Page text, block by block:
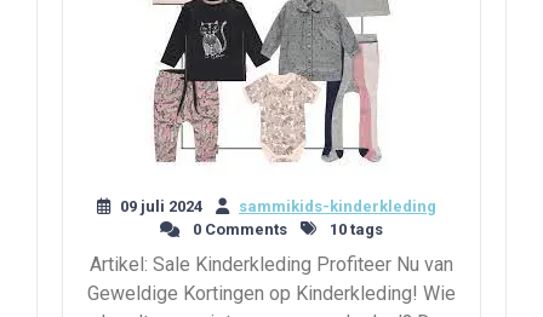
09 juli 2024
sammikids-kinderkleding
0 Comments
10 tags
Artikel: Sale Kinderkleding Profiteer Nu van
Geweldige Kortingen op Kinderkleding! Wie